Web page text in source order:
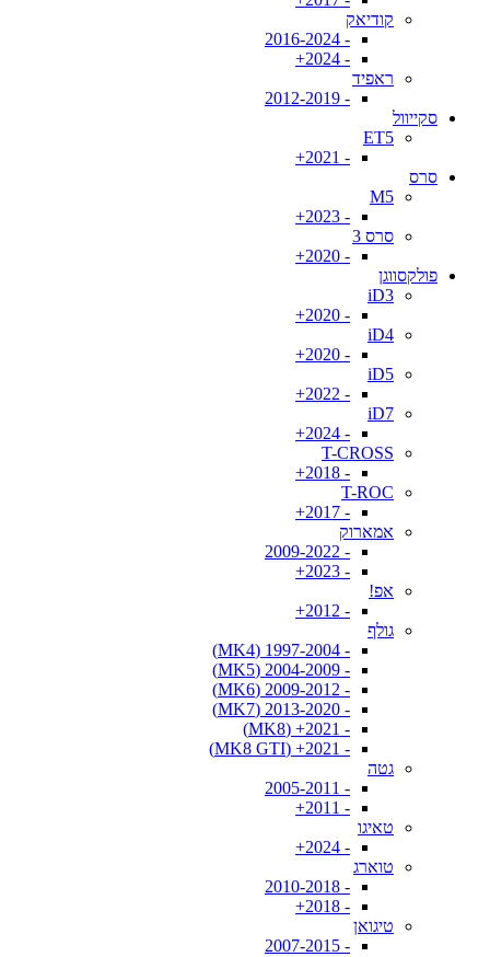
קודיאק
- 2016-2024
- 2024+
ראפיד
- 2012-2019
סקייוול
ET5
- 2021+
סרס
M5
- 2023+
סרס 3
- 2020+
פולקסווגן
iD3
- 2020+
iD4
- 2020+
iD5
- 2022+
iD7
- 2024+
T-CROSS
- 2018+
T-ROC
- 2017+
אמארוק
- 2009-2022
- 2023+
אפ!
- 2012+
גולף
- 1997-2004 (MK4)
- 2004-2009 (MK5)
- 2009-2012 (MK6)
- 2013-2020 (MK7)
- 2021+ (MK8)
- 2021+ (MK8 GTI)
גטה
- 2005-2011
- 2011+
טאיגו
- 2024+
טוארג
- 2010-2018
- 2018+
טיגואן
- 2007-2015